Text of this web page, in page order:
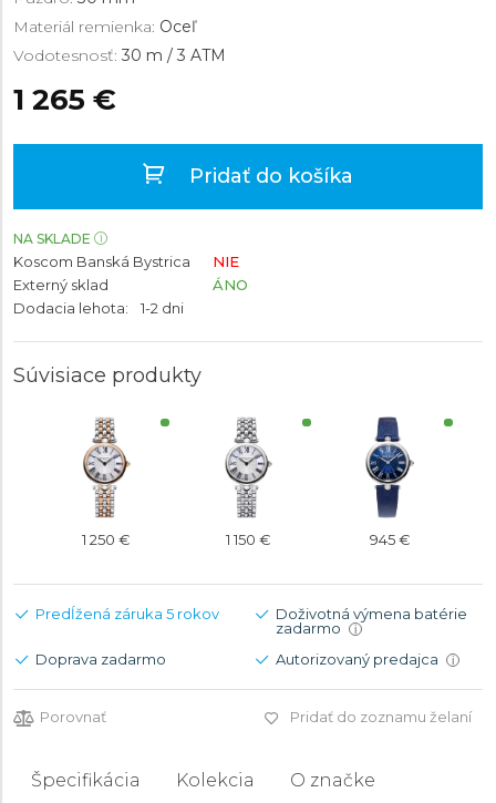
Materiál remienka: Oceľ
Vodotesnosť: 30 m / 3 ATM
1 265 €
Pridať do košíka
NA SKLADE
Koscom Banská Bystrica
NIE
Externý sklad
ÁNO
Dodacia lehota:
1-2 dni
Súvisiace produkty
1 250 € 1 150 € 945 €
Predĺžená záruka 5 rokov
Doživotná výmena batérie
zadarmo
i
Doprava zadarmo Autorizovaný predajca i
Porovnať Pridať do zoznamu želaní
Špecifikácia Kolekcia O značke